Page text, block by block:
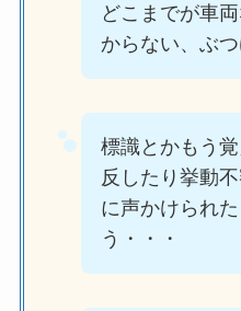
どこまでが車
からない、ぶ
標識とかもう
反したり挙動
に声かけられ
う・・・